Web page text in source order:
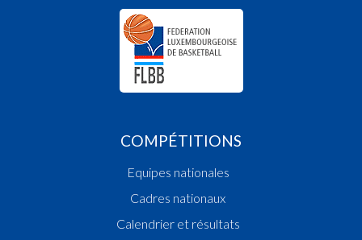
COMPÉTITIONS
Equipes nationales
Cadres nationaux
Calendrier et résultats